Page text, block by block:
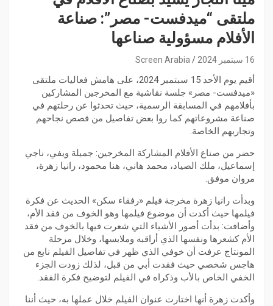
ملتقى “ميدفست- مصر”: صناعة
الأفلام مسؤولية صناعها
16 سبتمبر 2024 Screen Arabia
أقيم يوم الأحد 15 سبتمبر 2024، على هامش فعاليات ملتقى
«ميدفست- مصر» جلسة نقاشية مع المخرجين المشاركين
بأفلامهم في المسابقة الرسمية، حيث تحدثوا عن رحلتهم في
صناعة مشروعاتهم كما روا بعض تفاصيل من قصص نجاحهم
وتجاربهم الخاصة.
حضر من صناع الأفلام المشاركة المخرجين: جميلة ويفي، ناجي
إسماعيل، ملك الصياد، محمد هاني، هنا محمود، رانيا زهرة،
مروان موفق.
وبدأت رانيا زهرة مخرجة فيلم «رفقاء سكن» الحديث عن فكرة
فيلمها حيث أكدت أن موضوع فيلمها وهو الخوف من فقد الأم،
وأضافت: بدأت أصور الأشياء التي شعرت فيها بالخوف من فقد
الأم كشعرها ونفسها الذي أراقبه وملابسها، وخلال مرحلة
المونتاج عرفت أن خوفي الذي ظهر في تفاصيل الفيلم نابع من
هاجس شخصي حيث فقدت أبي من قبل، لذلك زودت الجزء
الخفي الخاص بالأب وذكراه في الفيلم لتوضيح فكرة الفقد.
وأكدت زهرة أنها اختارت عنوان الفيلم خلال عملها به، حيث أننا